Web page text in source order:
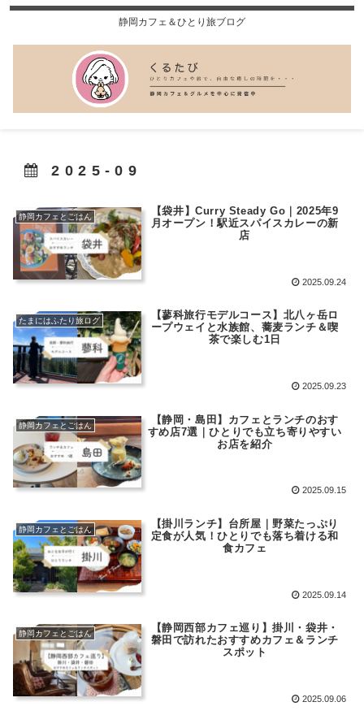
静岡カフェ＆ひとり旅ブログ
2025-09
静岡カフェとごはん
【袋井】Curry Steady Go｜2025年9
月オープン！駅近スパイスカレーの新
店
2025.09.24
たまにはふたり旅ログ
【蓼科旅行モデルコース】北八ヶ岳ロ
ープウェイと水族館、蕎麦ランチ＆喫
茶で楽しむ1日
2025.09.23
静岡カフェとごはん
【静岡・島田】カフェとランチのおす
すめ店7選｜ひとりでも立ち寄りやすい
お店を紹介
2025.09.15
静岡カフェとごはん
【掛川ランチ】台所屋｜野菜たっぷり
定食が人気！ひとりでも落ち着ける和
食カフェ
2025.09.14
静岡カフェとごはん
【静岡西部カフェ巡り】掛川・袋井・
磐田で訪れたおすすめカフェ＆ランチ
スポット
2025.09.06